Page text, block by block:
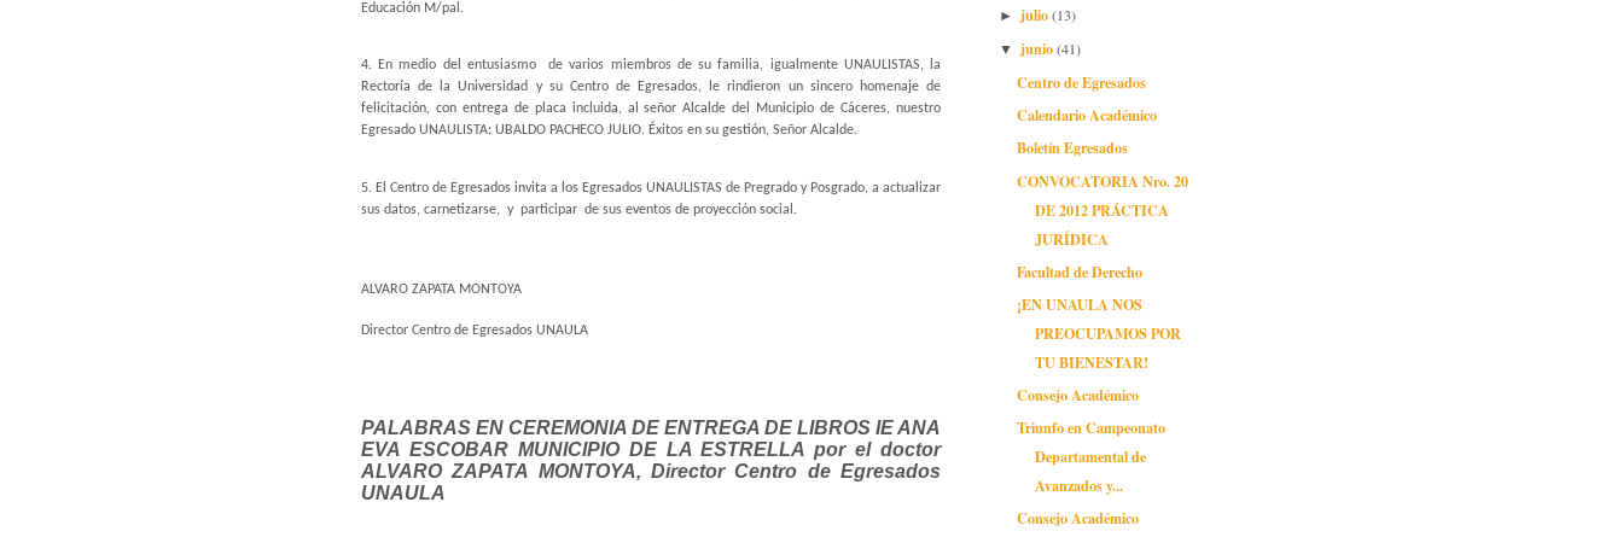
Educación M/pal.
4. En medio del entusiasmo de varios miembros de su familia, igualmente UNAULISTAS, la
Rectoría de la Universidad y su Centro de Egresados, le rindieron un sincero homenaje de
felicitación, con entrega de placa incluida, al señor Alcalde del Municipio de Cáceres, nuestro
Egresado UNAULISTA: UBALDO PACHECO JULIO. Éxitos en su gestión, Señor Alcalde.
5. El Centro de Egresados invita a los Egresados UNAULISTAS de Pregrado y Posgrado, a actualizar
sus datos, carnetizarse, y participar de sus eventos de proyección social.
ALVARO ZAPATA MONTOYA
Director Centro de Egresados UNAULA
PALABRAS EN CEREMONIA DE ENTREGA DE LIBROS IE ANA
EVA ESCOBAR MUNICIPIO DE LA ESTRELLA por el doctor
ALVARO ZAPATA MONTOYA, Director Centro de Egresados
UNAULA
► julio(13)
▼ junio(41)
Centro de Egresados
Calendario Académico
Boletín Egresados
CONVOCATORIA Nro. 20
DE 2012 PRÁCTICA
JURÍDICA
Facultad de Derecho
¡EN UNAULA NOS
PREOCUPAMOS POR
TU BIENESTAR!
Consejo Académico
Triunfo en Campeonato
Departamental de
Avanzados y...
Consejo Académico